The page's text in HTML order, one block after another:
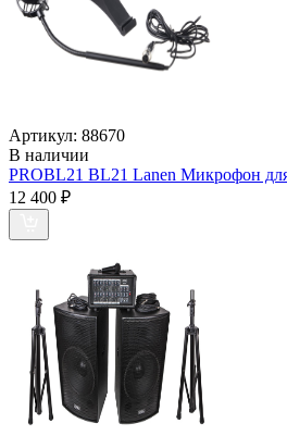
Артикул: 88670
В наличии
PROBL21 BL21 Lanen Микрофон для
12 400 ₽